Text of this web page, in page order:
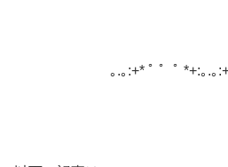
｡.｡:+* ﾟ ゜ﾟ *+:｡.｡